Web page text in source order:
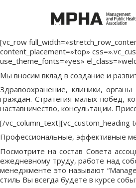
[vc_row
content_placement=»top»
use_theme_fonts=»yes»
Мы вносим вклад в создание и
Здравоохранение, клиники,
граждан. Стратегия малых побед,
наставничество, консультации.
[/
Профессиональные, эффективные
Посмотрите на состав Совета
ежедневному труду, работе над
менеджменте это называют
стиль Вы всегда будете в курсе